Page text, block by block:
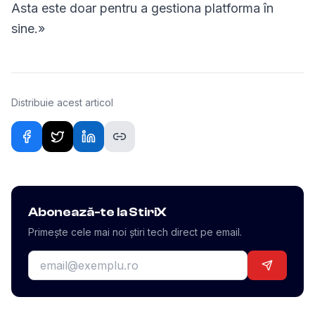
Asta este doar pentru a gestiona platforma în
sine.»
Distribuie acest articol
Abonează-te la StiriX
Primește cele mai noi știri tech direct pe email.